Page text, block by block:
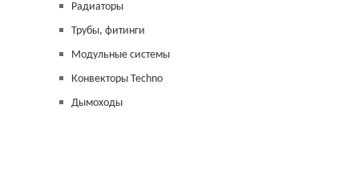
Радиаторы
Трубы, фитинги
Модульные системы
Конвекторы Techno
Дымоходы